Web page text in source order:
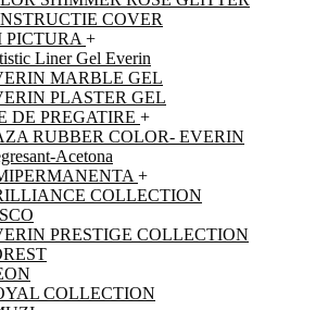
COVER
PICTURA +
Liner Gel Everin
MARBLE GEL
PLASTER GEL
DE PREGATIRE +
RUBBER COLOR- EVERIN
Acetona
+
COLLECTION
PRESTIGE COLLECTION
COLLECTION